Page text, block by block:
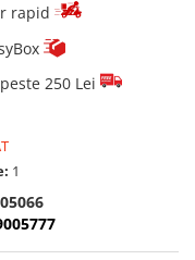
rapid
250 Lei
1